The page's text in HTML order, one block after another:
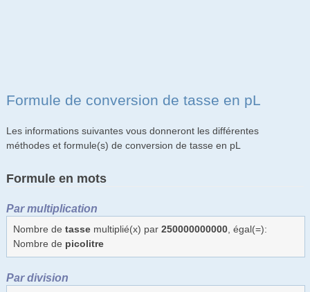
Formule de conversion de tasse en pL
Les informations suivantes vous donneront les différentes
méthodes et formule(s) de conversion de tasse en pL
Formule en mots
Par multiplication
Nombre de tassemultiplié(x) par 250000000000, égal(=):
Nombre de picolitre
Par division